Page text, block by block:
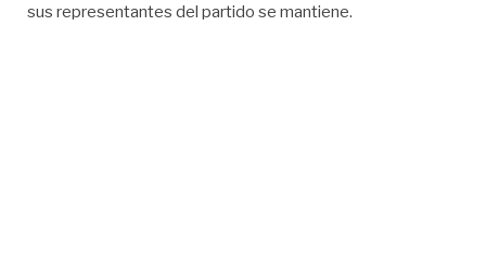
sus representantes del partido se mantiene.